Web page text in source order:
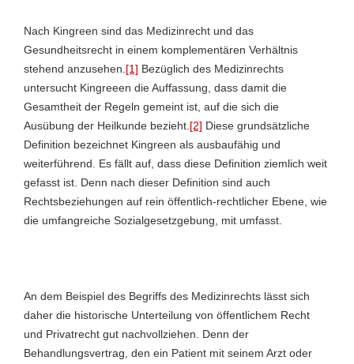
Nach Kingreen sind das Medizinrecht und das
Gesundheitsrecht in einem komplementären Verhältnis
stehend anzusehen. [1] Bezüglich des Medizinrechts
untersucht Kingreeen die Auffassung, dass damit die
Gesamtheit der Regeln gemeint ist, auf die sich die
Ausübung der Heilkunde bezieht. [2] Diese grundsätzliche
Definition bezeichnet Kingreen als ausbaufähig und
weiterführend. Es fällt auf, dass diese Definition ziemlich weit
gefasst ist. Denn nach dieser Definition sind auch
Rechtsbeziehungen auf rein öffentlich-rechtlicher Ebene, wie
die umfangreiche Sozialgesetzgebung, mit umfasst.
An dem Beispiel des Begriffs des Medizinrechts lässt sich
daher die historische Unterteilung von öffentlichem Recht
und Privatrecht gut nachvollziehen. Denn der
Behandlungsvertrag, den ein Patient mit seinem Arzt oder